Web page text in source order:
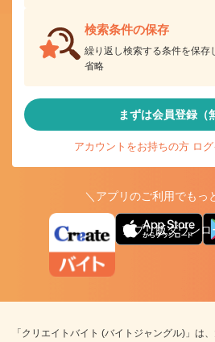
検索条件の保存
繰り返し検索する条件を保存
省略
まずは会員登録（
アカウントをお持ちの方 ロ
＼アプリのご利用でもっ
アプリ版ダウン
「クリエイトバイト (バイトジャングル)」は